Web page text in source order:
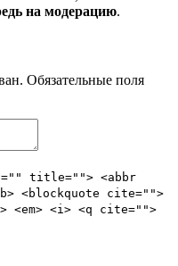
на модерацию.
Обязательные поля
title=""> <abbr
<blockquote cite="">
<em> <i> <q cite="">